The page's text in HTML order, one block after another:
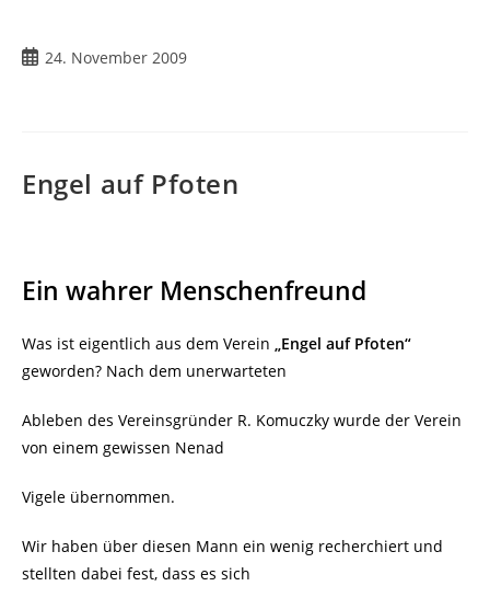
Beitrag
24. November 2009
Engel auf Pfoten
Ein wahrer Menschenfreund
Was ist eigentlich aus dem Verein „Engel auf Pfoten“
geworden? Nach dem unerwarteten
Ableben des Vereinsgründer R. Komuczky wurde der Verein
von einem gewissen Nenad
Vigele übernommen.
Wir haben über diesen Mann ein wenig recherchiert und
stellten dabei fest, dass es sich